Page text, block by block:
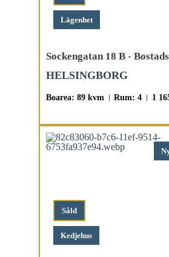
Lägenhet
Sockengatan 18 B -
HELSINGBORG
Boarea: 89 kvm Rum: 4 1
Såld
Kedjehus